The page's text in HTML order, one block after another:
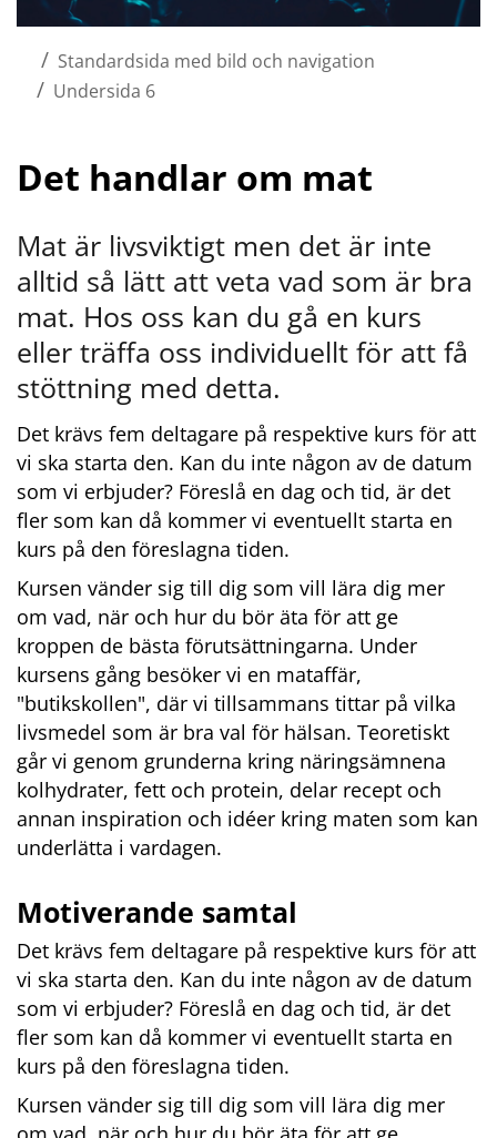
/ Standardsida med bild och navigation
/ Undersida 6
Det handlar om mat
Mat är livsviktigt men det är inte
alltid så lätt att veta vad som är bra
mat. Hos oss kan du gå en kurs
eller träffa oss individuellt för att få
stöttning med detta.
Det krävs fem deltagare på respektive kurs för att
vi ska starta den. Kan du inte någon av de datum
som vi erbjuder? Föreslå en dag och tid, är det
fler som kan då kommer vi eventuellt starta en
kurs på den föreslagna tiden.
Kursen vänder sig till dig som vill lära dig mer
om vad, när och hur du bör äta för att ge
kroppen de bästa förutsättningarna. Under
kursens gång besöker vi en mataffär,
"butikskollen", där vi tillsammans tittar på vilka
livsmedel som är bra val för hälsan. Teoretiskt
går vi genom grunderna kring näringsämnena
kolhydrater, fett och protein, delar recept och
annan inspiration och idéer kring maten som kan
underlätta i vardagen.
Motiverande samtal
Det krävs fem deltagare på respektive kurs för att
vi ska starta den. Kan du inte någon av de datum
som vi erbjuder? Föreslå en dag och tid, är det
fler som kan då kommer vi eventuellt starta en
kurs på den föreslagna tiden.
Kursen vänder sig till dig som vill lära dig mer